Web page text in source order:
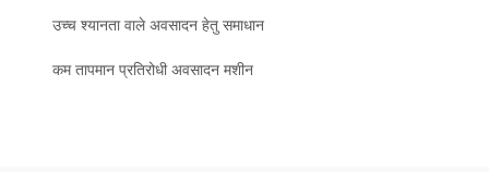
उच्च श्यानता वाले अवसादन हेतु समाधान
कम तापमान प्रतिरोधी अवसादन मशीन